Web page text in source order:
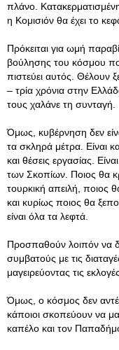
πλάνο.
η Κομισιόν θα έχει το
Πρόκειται για ωμή
βούλησης του κόσμου
πιστεύει αυτός. Θέλουν
– τρία χρόνια στην
τους χαλάνε τη συνταγή.
Όμως, κυβέρνηση δεν
τα σκληρά μέτρα. Είναι
και θέσεις εργασίας.
των Σκοπίων. Ποιος θα
τουρκική απειλή, ποιος
και κυρίως ποιος θα
είναι όλα τα λεφτά.
Προσπαθούν λοιπόν να
συμβατούς με τις
μαγειρεύοντας τις εκλογές.
Όμως, ο κόσμος δεν
κάποιοι σκοπεύουν να
καπέλο και τον